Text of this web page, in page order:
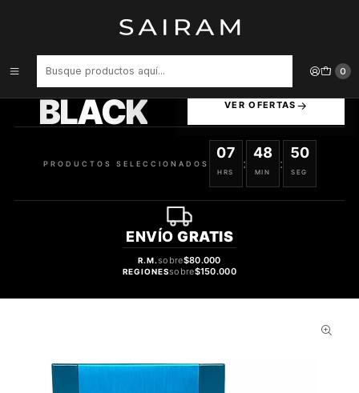
0
Perfume Al Haramain Amber Oud Aqua Dubai Hombre Extrait De
BLACK VER OFERTAS
PRODUCTOS SELECCIONADOS
07
HRS
:
48
MIN
:
49
SEG
ENVÍO GRATIS
R.M.sobre$80.000
REGIONESsobre$150.000